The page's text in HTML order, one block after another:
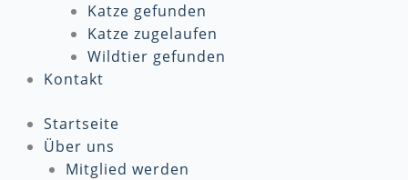
Katze gefunden
Katze zugelaufen
Wildtier gefunden
Kontakt
Startseite
Über uns
Mitglied werden